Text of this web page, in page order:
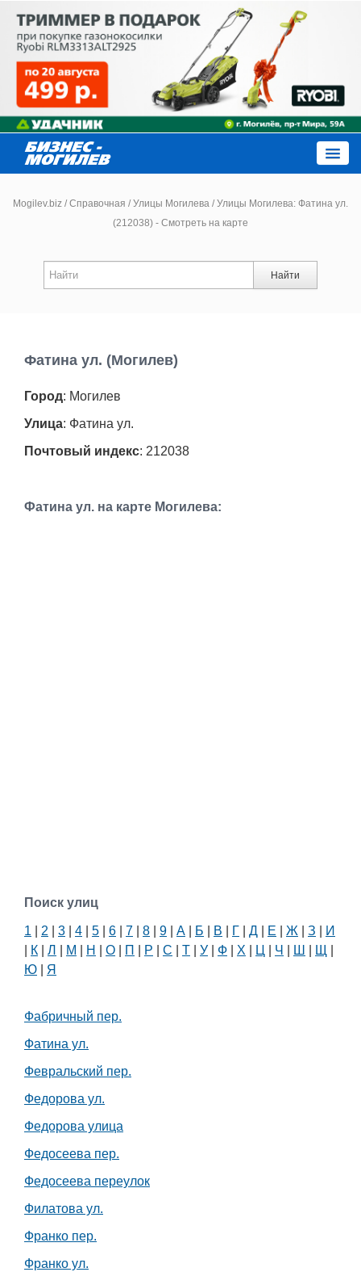
Новости
Афиша
Транспорт
Mogilev.biz / Справочная / Улицы Могилева /Улицы Могилева: Фатина ул.
(212038) - Смотреть на карте
Найти
Фатина ул. (Могилев)
Город: Могилев
Улица: Фатина ул.
Почтовый индекс: 212038
Фатина ул. на карте Могилева:
Поиск улиц
1 2 3 4 5 6 7 8 9 А Б В Г Д Е Ж З
И
К Л М Н О П Р С Т У Ф Х Ц Ч Ш Щ
Ю
Я
Фабричный пер.
Фатина ул.
Февральский пер.
Федорова ул.
Федорова улица
Федосеева пер.
Федосеева переулок
Филатова ул.
Франко пер.
Франко ул.